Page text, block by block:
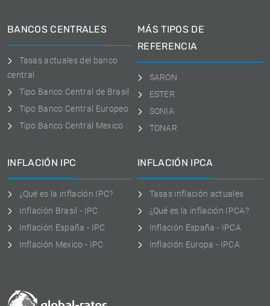
BANCOS CENTRALES
Tasas actuales del banco
central
Tipo Banco Central de Brasil
Tipo Banco Central Europeo
Tipo Banco Central Mexico
MÁS TIPOS DE
REFERENCIA
SARON
ESTER
SONIA
TONAR
INFLACIÓN IPC
¿Qué es la inflación IPC?
Inflación Brasil - IPC
Inflación España - IPC
Inflación Mexico - IPC
INFLACIÓN IPCA
Tasas inflación actuales
¿Qué es la inflación IPCA?
Inflación España - IPCA
Inflación Europa - IPCA